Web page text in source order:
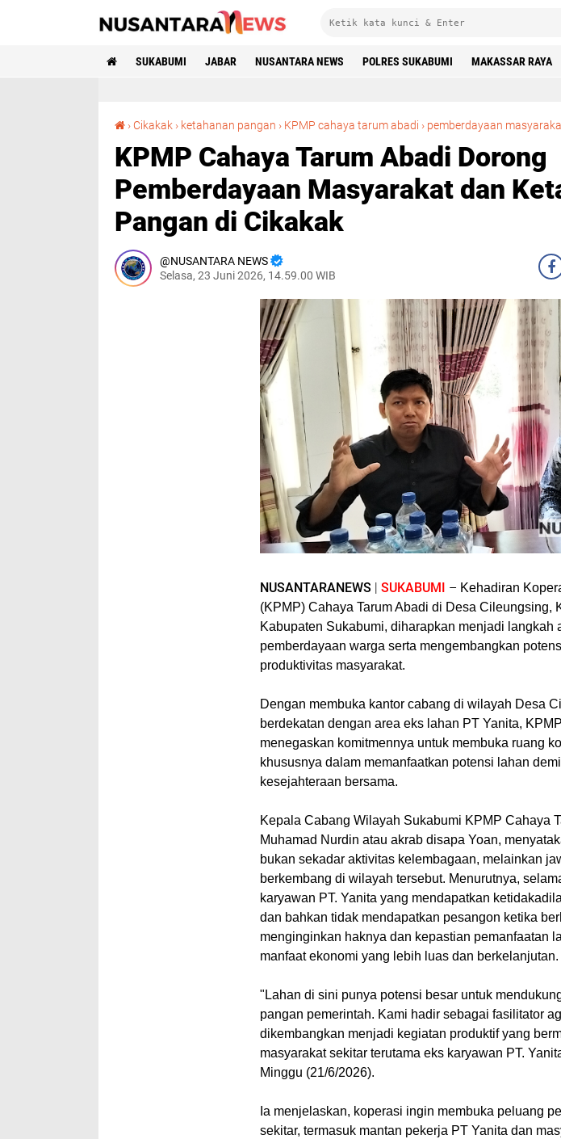
SUKABUMI JABAR NUSANTARA NEWS POLRES SUKABUMI MAKASSAR RAYA
› Cikakak › ketahanan pangan › KPMP cahaya tarum abadi › pemberdayaan
KPMP Cahaya Tarum Abadi Dorong
Pemberdayaan Masyarakat dan
Pangan di Cikakak
NUSANTARA NEWS
Selasa, 23 Juni 2026, 14.59.00 WIB
NUSANTARANEWS | SUKABUMI – Kehadiran
(KPMP) Cahaya Tarum Abadi di Desa Cileungsing,
Kabupaten Sukabumi, diharapkan menjadi langkah
pemberdayaan warga serta mengembangkan
produktivitas masyarakat.
Dengan membuka kantor cabang di wilayah Desa
berdekatan dengan area eks lahan PT Yanita,
menegaskan komitmennya untuk membuka ruang
khususnya dalam memanfaatkan potensi lahan
kesejahteraan bersama.
Kepala Cabang Wilayah Sukabumi KPMP Cahaya
Muhamad Nurdin atau akrab disapa Yoan,
bukan sekadar aktivitas kelembagaan, melainkan
berkembang di wilayah tersebut. Menurutnya,
karyawan PT. Yanita yang mendapatkan
dan bahkan tidak mendapatkan pesangon ketika
menginginkan haknya dan kepastian pemanfaatan
manfaat ekonomi yang lebih luas dan berkelanjutan.
"Lahan di sini punya potensi besar untuk
pangan pemerintah. Kami hadir sebagai fasilitator
dikembangkan menjadi kegiatan produktif yang
masyarakat sekitar terutama eks karyawan PT.
Minggu (21/6/2026).
Ia menjelaskan, koperasi ingin membuka peluang
sekitar, termasuk mantan pekerja PT Yanita dan